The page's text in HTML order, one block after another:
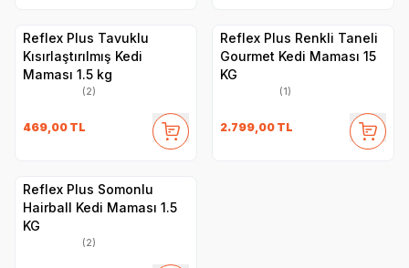
Reflex Plus Tavuklu
Kısırlaştırılmış Kedi
Maması 1.5 kg
(2)
469,00 TL
Reflex Plus Renkli Taneli
Gourmet Kedi Maması 15
KG
(1)
2.799,00 TL
Reflex Plus Somonlu
Hairball Kedi Maması 1.5
KG
(2)